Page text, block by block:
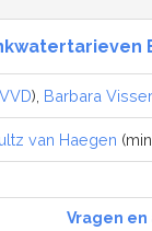
VVD), Barbara Visser
van Haegen
Vragen